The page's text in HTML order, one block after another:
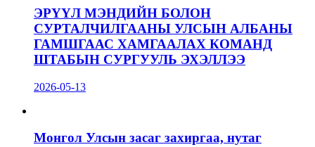
ЭРҮҮЛ МЭНДИЙН БОЛОН
СУРТАЛЧИЛГААНЫ УЛСЫН АЛБАНЫ
ГАМШГААС ХАМГААЛАХ КОМАНД
ШТАБЫН СУРГУУЛЬ ЭХЭЛЛЭЭ
2026-05-13
Монгол Улсын засаг захиргаа, нутаг